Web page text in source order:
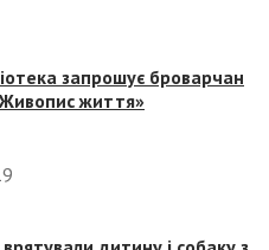
запрошує броварчан
життя»